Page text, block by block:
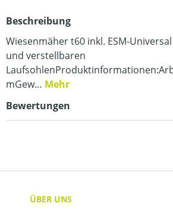
Beschreibung
Wiesenmäher t60 inkl. ESM-
und verstellbaren
mGew… Mehr
Bewertungen
ÜBER UNS